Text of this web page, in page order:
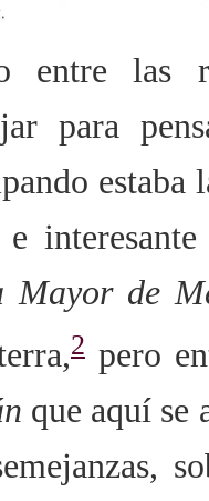
entre las
para
estaba
e
Mayor de
2 pero
que aquí se